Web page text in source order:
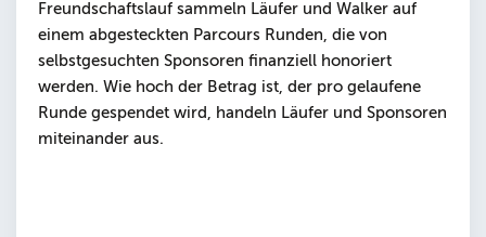
Freundschaftslauf sammeln Läufer und Walker auf
einem abgesteckten Parcours Runden, die von
selbstgesuchten Sponsoren finanziell honoriert
werden. Wie hoch der Betrag ist, der pro gelaufene
Runde gespendet wird, handeln Läufer und Sponsoren
miteinander aus.